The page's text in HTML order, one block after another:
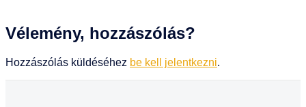
Vélemény, hozzászólás?
Hozzászólás küldéséhez be kell jelentkezni.